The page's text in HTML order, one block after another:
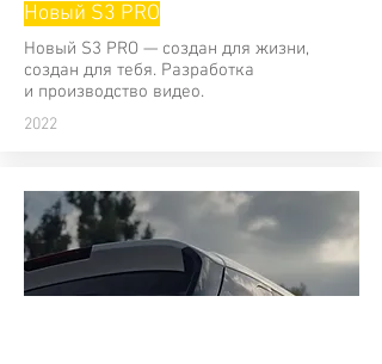
Новый S3 PRO
Новый S3 PRO — создан для жизни,
создан для тебя. Разработка
и производство видео.
2022